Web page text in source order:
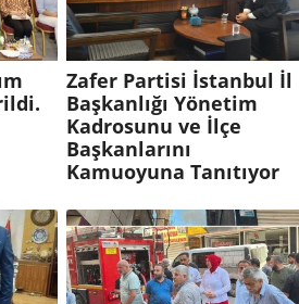
Zafer Partisi İstanbul İl
Başkanlığı Yönetim
Kadrosunu ve İlçe
Başkanlarını
Kamuoyuna Tanıtıyor